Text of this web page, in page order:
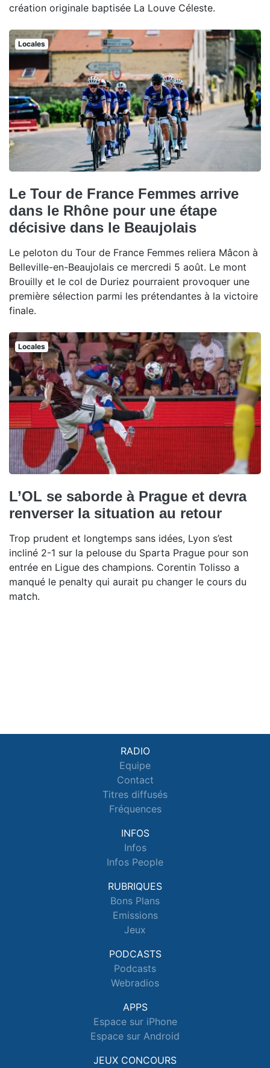
création originale baptisée La Louve Céleste.
Locales
Le Tour de France Femmes arrive
dans le Rhône pour une étape
décisive dans le Beaujolais
Le peloton du Tour de France Femmes reliera Mâcon à
Belleville-en-Beaujolais ce mercredi 5 août. Le mont
Brouilly et le col de Duriez pourraient provoquer une
première sélection parmi les prétendantes à la victoire
finale.
Locales
L’OL se saborde à Prague et devra
renverser la situation au retour
Trop prudent et longtemps sans idées, Lyon s’est
incliné 2-1 sur la pelouse du Sparta Prague pour son
entrée en Ligue des champions. Corentin Tolisso a
manqué le penalty qui aurait pu changer le cours du
match.
RADIO
Equipe
Contact
Titres diffusés
Fréquences
INFOS
Infos
Infos People
RUBRIQUES
Bons Plans
Emissions
Jeux
PODCASTS
Podcasts
Webradios
APPS
Espace sur iPhone
Espace sur Android
JEUX CONCOURS